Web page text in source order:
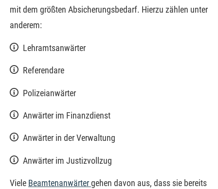
mit dem größten Absicherungsbedarf. Hierzu zählen unter
anderem:
Lehramtsanwärter
Referendare
Polizeianwärter
Anwärter im Finanzdienst
Anwärter in der Verwaltung
Anwärter im Justizvollzug
Viele Beamtenanwärtergehen davon aus, dass sie bereits